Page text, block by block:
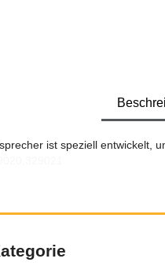
ist speziell entwickelt,